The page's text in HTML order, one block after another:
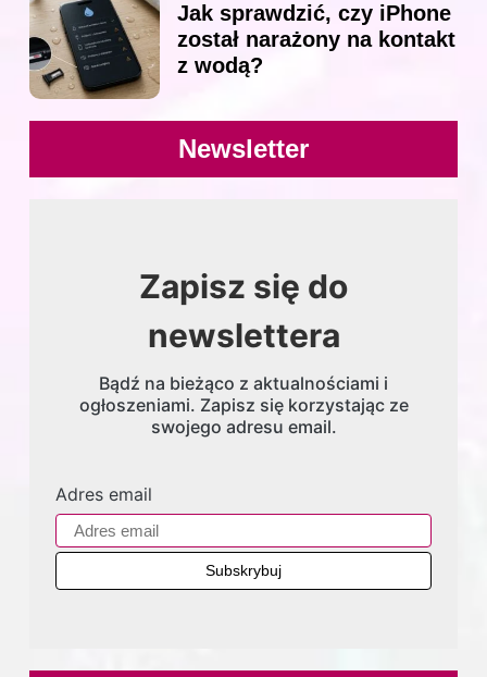
Jak sprawdzić, czy iPhone
został narażony na kontakt
z wodą?
Newsletter
Zapisz się do
newslettera
Bądź na bieżąco z aktualnościami i
ogłoszeniami. Zapisz się korzystając ze
swojego adresu email.
Adres email